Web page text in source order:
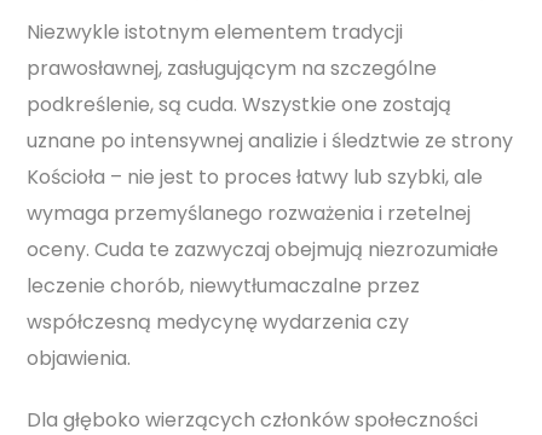
Niezwykle istotnym elementem tradycji
prawosławnej, zasługującym na szczególne
podkreślenie, są cuda. Wszystkie one zostają
uznane po intensywnej analizie i śledztwie ze strony
Kościoła – nie jest to proces łatwy lub szybki, ale
wymaga przemyślanego rozważenia i rzetelnej
oceny. Cuda te zazwyczaj obejmują niezrozumiałe
leczenie chorób, niewytłumaczalne przez
współczesną medycynę wydarzenia czy
objawienia.
Dla głęboko wierzących członków społeczności